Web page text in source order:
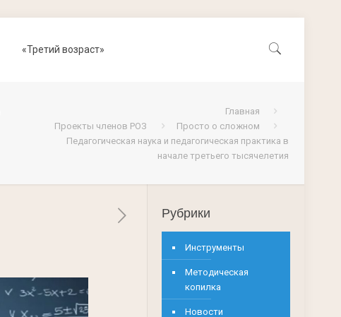
«Третий возраст»
Главная
Проекты членов РОЗ
Просто о сложном
Педагогическая наука и педагогическая практика в
начале третьего тысячелетия
Рубрики
Инструменты
Методическая
копилка
Новости